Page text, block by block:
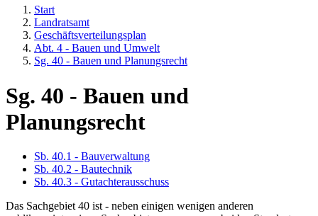
Start
Landratsamt
Geschäftsverteilungsplan
Abt. 4 - Bauen und Umwelt
Sg. 40 - Bauen und Planungsrecht
Sg. 40 - Bauen und
Planungsrecht
Sb. 40.1 - Bauverwaltung
Sb. 40.2 - Bautechnik
Sb. 40.3 - Gutachterausschuss
Das Sachgebiet 40 ist - neben einigen wenigen anderen